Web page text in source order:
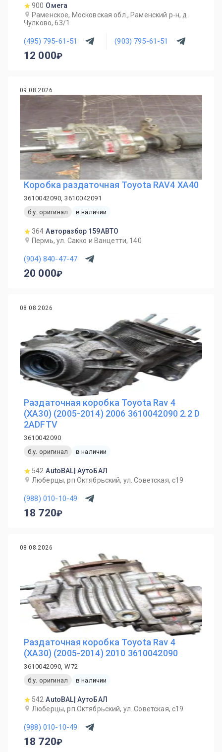
900 Омега
Раменское, Московская обл., Раменский р-н, д.
Чулково, 63/1
(495) 795-61-51 (903) 795-61-51
12 000
09.08.2026
Коробка раздаточная Toyota RAV4 XA40
3610042090, 3610042091
б.у. оригинал
в наличии
364 Авторазбор 159АВТО
Пермь, ул. Сакко и Ванцетти, 140
(904) 840-47-47
20 000
08.08.2026
Раздаточная коробка Toyota Rav 4
(XA30) (2005-2014) 2006 3610042090 2.2 D
2ADFTV
3610042090
б.у. оригинал
в наличии
542 AutoBAL| АутоБАЛ
Люберцы, рп Октябрьский, ул. Советская, с19
(988) 010-10-49
18 720
08.08.2026
Раздаточная коробка Toyota Rav 4
(XA30) (2005-2014) 2010 3610042090
3610042090, W72
б.у. оригинал
в наличии
542 AutoBAL| АутоБАЛ
Люберцы, рп Октябрьский, ул. Советская, с19
(988) 010-10-49
18 720